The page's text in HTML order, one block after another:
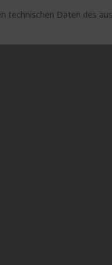
technischen Daten des